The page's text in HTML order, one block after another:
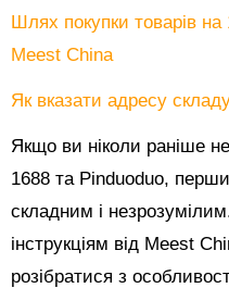
Шлях покупки товарів на
Meest China
Як вказати адресу
Якщо ви ніколи раніше
1688 та Pinduoduo,
складним і
інструкціям від Meest
розібратися з